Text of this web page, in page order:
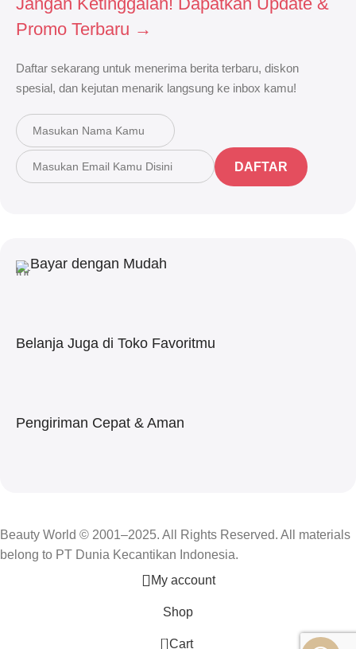
Promo Terbaru →
Daftar sekarang untuk menerima berita terbaru, diskon
spesial, dan kejutan menarik langsung ke inbox kamu!
DAFTAR
Bayar dengan Mudah
Belanja Juga di Toko Favoritmu
Pengiriman Cepat & Aman
Beauty World © 2001–2025. All Rights Reserved. All materials
belong to PT Dunia Kecantikan Indonesia.
My account
Shop
0 Cart